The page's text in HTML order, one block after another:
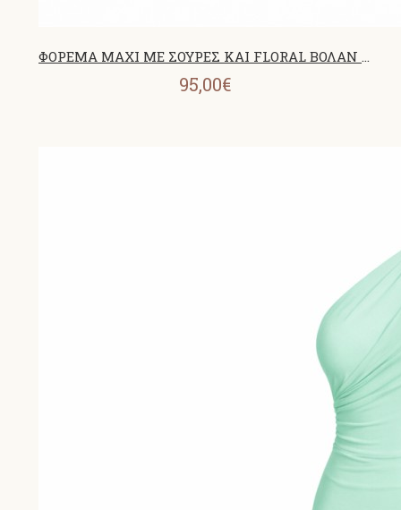
ΦΟΡΕΜΑ MAXI ΜΕ ΣΟΥΡΕΣ ΚΑΙ FLORAL ΒΟΛΑΝ BANANA 26439
95,00€